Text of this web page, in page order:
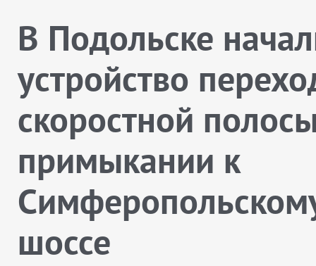
В Подольске
устройство
скоростной
примыкании к
шоссе